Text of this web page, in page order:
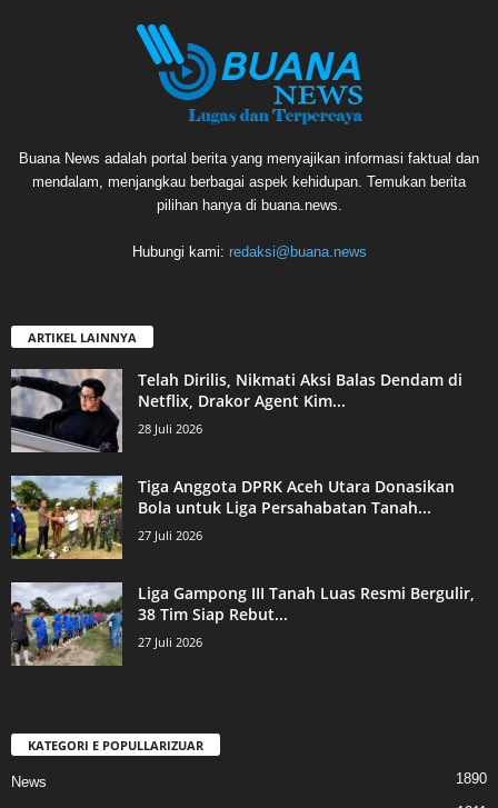
Buana News adalah portal berita yang menyajikan informasi faktual dan
mendalam, menjangkau berbagai aspek kehidupan. Temukan berita
pilihan hanya di buana.news.
Hubungi kami: redaksi@buana.news
ARTIKEL LAINNYA
Telah Dirilis, Nikmati Aksi Balas Dendam di
Netflix, Drakor Agent Kim...
28 Juli 2026
Tiga Anggota DPRK Aceh Utara Donasikan
Bola untuk Liga Persahabatan Tanah...
27 Juli 2026
Liga Gampong III Tanah Luas Resmi Bergulir,
38 Tim Siap Rebut...
27 Juli 2026
KATEGORI E POPULLARIZUAR
News 1890